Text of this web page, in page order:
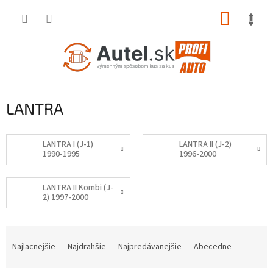
LANTRA
LANTRA I (J-1)
1990-1995
LANTRA II (J-2)
1996-2000
LANTRA II Kombi (J-
2) 1997-2000
Najlacnejšie Najdrahšie Najpredávanejšie Abecedne